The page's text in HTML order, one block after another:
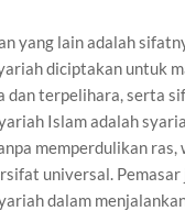
yang lain adalah
diciptakan untuk
terpelihara, serta
Islam adalah
memperdulikan ras,
universal.
dalam